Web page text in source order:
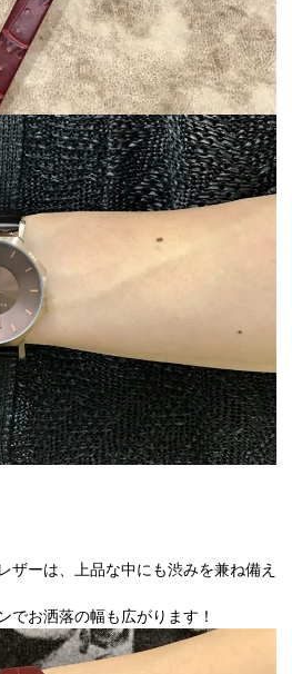
ザーは、上品な中にも渋みを兼ね備え
でお洒落の幅も広がります！